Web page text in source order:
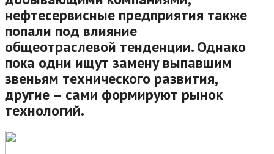
нефтесервисные предприятия также
попали под влияние
общеотраслевой тенденции. Однако
пока одни ищут замену выпавшим
звеньям технического развития,
другие – сами формируют рынок
технологий.